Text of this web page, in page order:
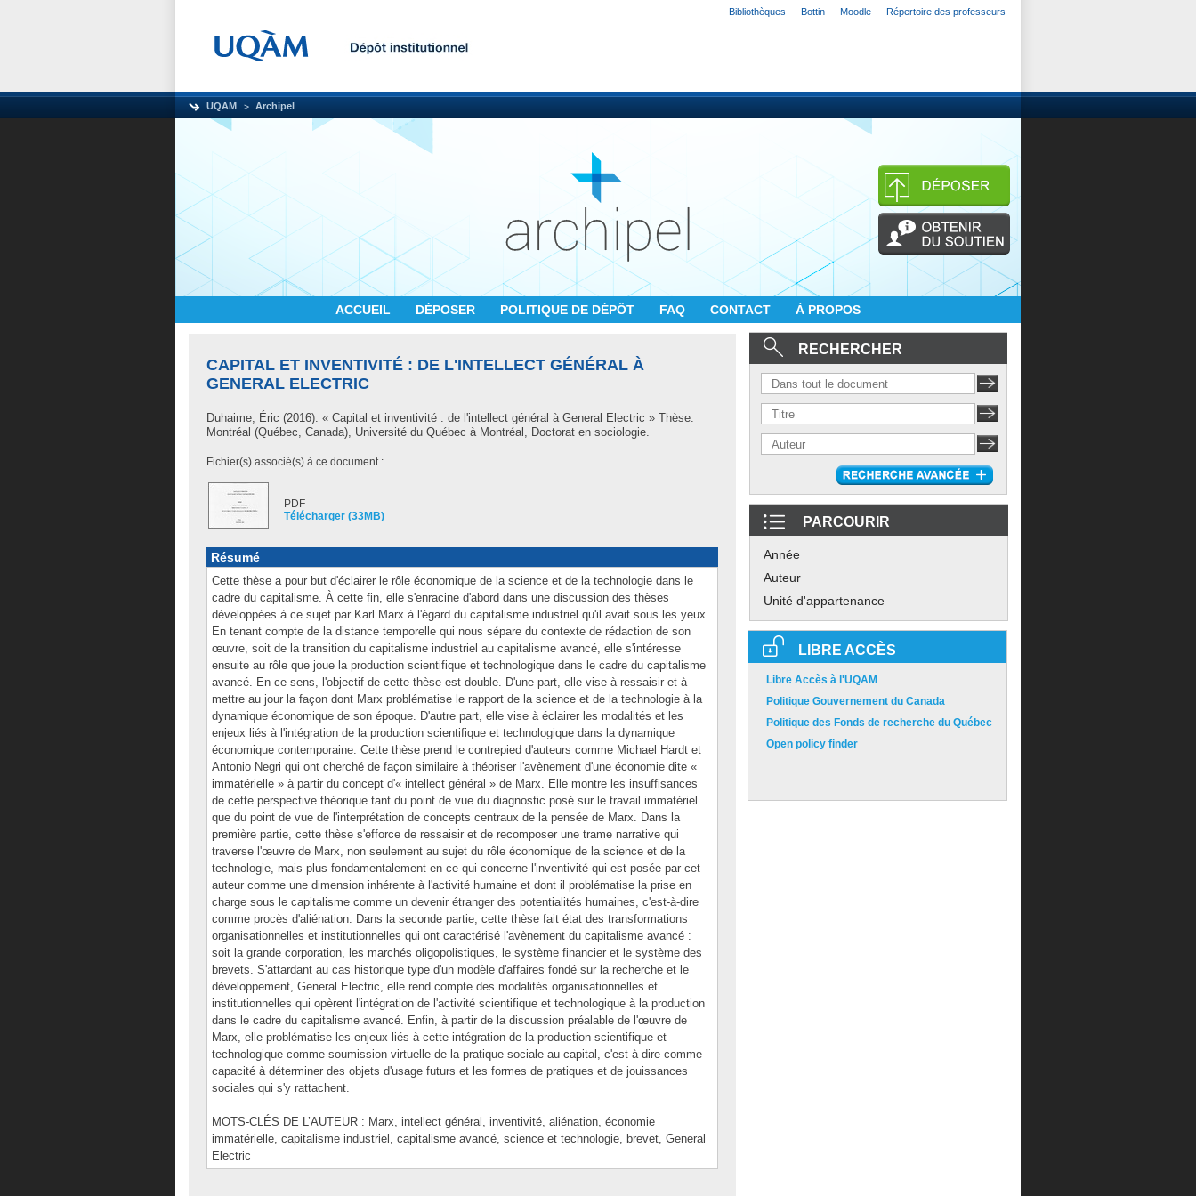
Bibliothèques Bottin Moodle Répertoire des professeurs
UQAM Archipel
ACCUEIL DÉPOSER POLITIQUE DE DÉPÔT FAQ CONTACT À PROPOS
CAPITAL ET INVENTIVITÉ : DE L'INTELLECT GÉNÉRAL À
GENERAL ELECTRIC
Duhaime, Éric (2016). « Capital et inventivité : de l'intellect général à General Electric » Thèse.
Montréal (Québec, Canada), Université du Québec à Montréal, Doctorat en sociologie.
Fichier(s) associé(s) à ce document :
PDF
Télécharger (33MB)
Résumé
Cette thèse a pour but d'éclairer le rôle économique de la science et de la technologie dans le
cadre du capitalisme. À cette fin, elle s'enracine d'abord dans une discussion des thèses
développées à ce sujet par Karl Marx à l'égard du capitalisme industriel qu'il avait sous les yeux.
En tenant compte de la distance temporelle qui nous sépare du contexte de rédaction de son
œuvre, soit de la transition du capitalisme industriel au capitalisme avancé, elle s'intéresse
ensuite au rôle que joue la production scientifique et technologique dans le cadre du capitalisme
avancé. En ce sens, l'objectif de cette thèse est double. D'une part, elle vise à ressaisir et à
mettre au jour la façon dont Marx problématise le rapport de la science et de la technologie à la
dynamique économique de son époque. D'autre part, elle vise à éclairer les modalités et les
enjeux liés à l'intégration de la production scientifique et technologique dans la dynamique
économique contemporaine. Cette thèse prend le contrepied d'auteurs comme Michael Hardt et
Antonio Negri qui ont cherché de façon similaire à théoriser l'avènement d'une économie dite «
immatérielle » à partir du concept d'« intellect général » de Marx. Elle montre les insuffisances
de cette perspective théorique tant du point de vue du diagnostic posé sur le travail immatériel
que du point de vue de l'interprétation de concepts centraux de la pensée de Marx. Dans la
première partie, cette thèse s'efforce de ressaisir et de recomposer une trame narrative qui
traverse l'œuvre de Marx, non seulement au sujet du rôle économique de la science et de la
technologie, mais plus fondamentalement en ce qui concerne l'inventivité qui est posée par cet
auteur comme une dimension inhérente à l'activité humaine et dont il problématise la prise en
charge sous le capitalisme comme un devenir étranger des potentialités humaines, c'est-à-dire
comme procès d'aliénation. Dans la seconde partie, cette thèse fait état des transformations
organisationnelles et institutionnelles qui ont caractérisé l'avènement du capitalisme avancé :
soit la grande corporation, les marchés oligopolistiques, le système financier et le système des
brevets. S'attardant au cas historique type d'un modèle d'affaires fondé sur la recherche et le
développement, General Electric, elle rend compte des modalités organisationnelles et
institutionnelles qui opèrent l'intégration de l'activité scientifique et technologique à la production
dans le cadre du capitalisme avancé. Enfin, à partir de la discussion préalable de l'œuvre de
Marx, elle problématise les enjeux liés à cette intégration de la production scientifique et
technologique comme soumission virtuelle de la pratique sociale au capital, c'est-à-dire comme
capacité à déterminer des objets d'usage futurs et les formes de pratiques et de jouissances
sociales qui s'y rattachent.
MOTS-CLÉS DE L’AUTEUR : Marx, intellect général, inventivité, aliénation, économie
immatérielle, capitalisme industriel, capitalisme avancé, science et technologie, brevet, General
Electric
RECHERCHER
PARCOURIR
Année
Auteur
Unité d'appartenance
LIBRE ACCÈS
Libre Accès à l'UQAM
Politique Gouvernement du Canada
Politique des Fonds de recherche du Québec
Open policy finder